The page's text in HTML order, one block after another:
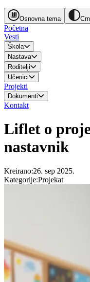
Osnovna tema
Početna
Vesti
Škola
Nastava
Roditelji
Učenici
Projekti
Dokumenti
Kontakt
Liflet o
nastavnik
Kreirano:26. sep 2025.
Kategorije:Projekat